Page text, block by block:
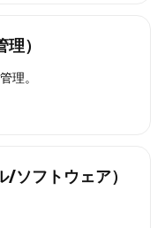
）
理。
ソフトウェア）